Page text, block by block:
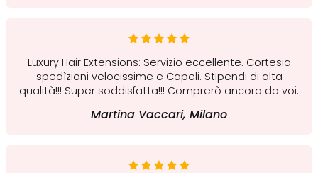
Luxury Hair Extensions: Servizio eccellente. Cortesia
spedìzioni velocissime e Capeli. Stipendi di alta
qualità!!! Super soddisfatta!!! Comprerò ancora da voi.
Martina Vaccari, Milano